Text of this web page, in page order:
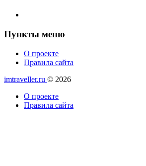
Пункты меню
О проекте
Правила сайта
imtraveller.ru © 2026
О проекте
Правила сайта